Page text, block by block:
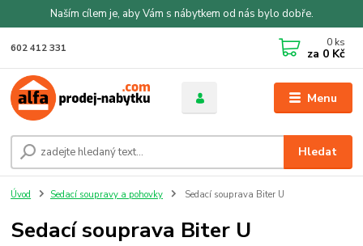
Naším cílem je, aby Vám s nábytkem od nás bylo dobře.
Menu
Hledat
602 412 331 0 ks
za 0 Kč
Úvod Sedací soupravy a pohovky Sedací souprava Biter U
Sedací souprava Biter U